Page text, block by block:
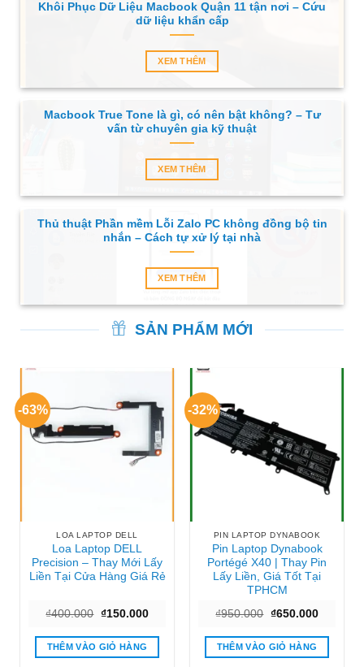
Khôi Phục Dữ Liệu Macbook Quận 11 tận nơi – Cứu
dữ liệu khẩn cấp
XEM THÊM
Macbook True Tone là gì, có nên bật không? – Tư
vấn từ chuyên gia kỹ thuật
XEM THÊM
Thủ thuật Phần mềm Lỗi Zalo PC không đồng bộ tin
nhắn – Cách tự xử lý tại nhà
XEM THÊM
SẢN PHẨM MỚI
-63%
LOA LAPTOP DELL
Loa Laptop DELL
Precision – Thay Mới Lấy
Liền Tại Cửa Hàng Giá Rẻ
₫400.000 Giá
là:
₫400.000.
₫150.000Giá
tại
₫150.000.
THÊM VÀO GIỎ HÀNG
-32%
PIN LAPTOP DYNABOOK
Pin Laptop Dynabook
Portégé X40 | Thay Pin
Lấy Liền, Giá Tốt Tại
TPHCM
₫950.000 Giá
là:
₫950.000.
₫650.000Giá
tại
THÊM VÀO GIỎ HÀNG